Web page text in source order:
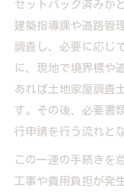
セットバック済みか
建築指導課や道路管
調査し、必要に応じ
に、現地で境界標や
あれば土地家屋調査
す。その後、必要書
行申請を行う流れと
この一連の手続きを
工事や費用負担が発